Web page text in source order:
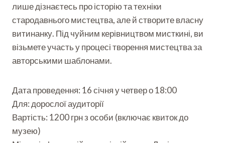
лише дізнаєтесь про історію та техніки
стародавнього мистецтва, але й створите власну
витинанку. Під чуйним керівництвом мисткині, ви
візьмете участь у процесі творення мистецтва за
авторськими шаблонами.
Дата проведення: 16 січня у четвер о 18:00
Для: дорослої аудиторії
Вартість: 1200 грн з особи (включає квиток до
музею)